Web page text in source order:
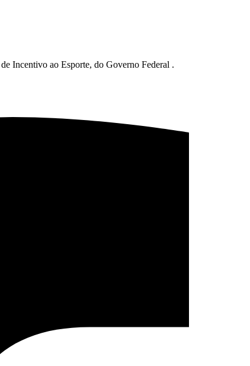
Incentivo ao Esporte, do Governo Federal .